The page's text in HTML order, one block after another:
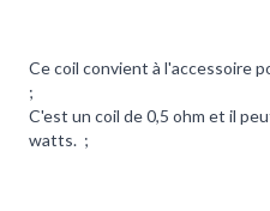
Ce coil convient à l'accessoire
;
C'est un coil de 0,5 ohm et il
watts. ;